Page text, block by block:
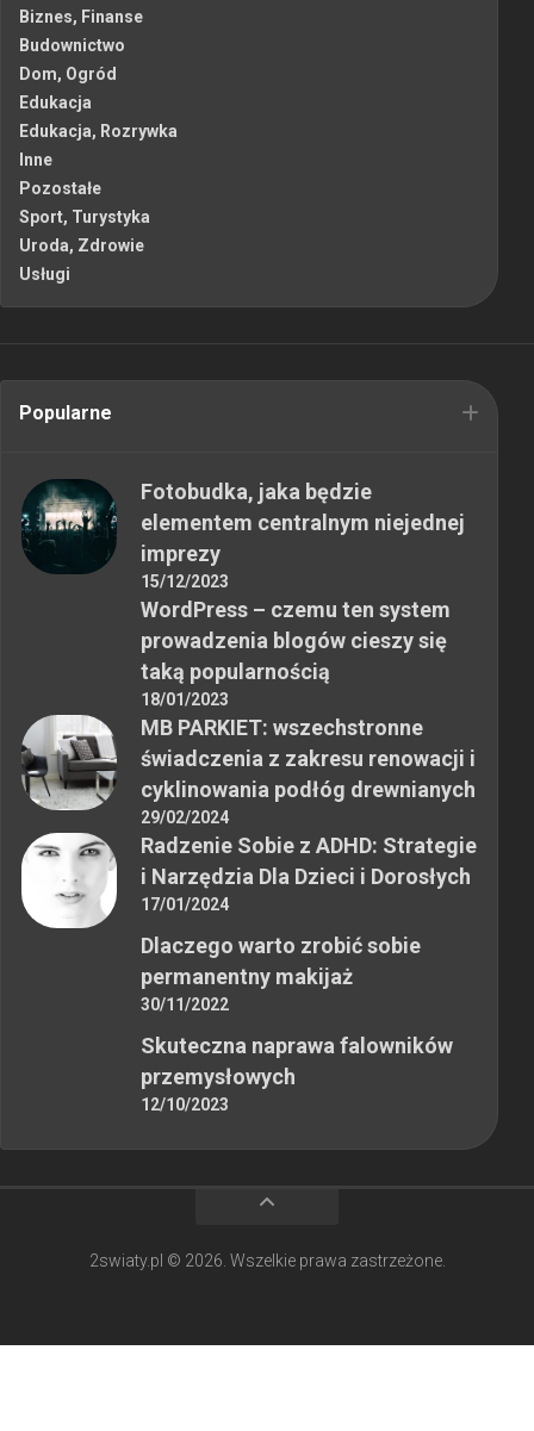
Biznes, Finanse
Budownictwo
Dom, Ogród
Edukacja
Edukacja, Rozrywka
Inne
Pozostałe
Sport, Turystyka
Uroda, Zdrowie
Usługi
Popularne
Fotobudka, jaka będzie
elementem centralnym niejednej
imprezy
15/12/2023
WordPress – czemu ten system
prowadzenia blogów cieszy się
taką popularnością
18/01/2023
MB PARKIET: wszechstronne
świadczenia z zakresu renowacji i
cyklinowania podłóg drewnianych
29/02/2024
Radzenie Sobie z ADHD: Strategie
i Narzędzia Dla Dzieci i Dorosłych
17/01/2024
Dlaczego warto zrobić sobie
permanentny makijaż
30/11/2022
Skuteczna naprawa falowników
przemysłowych
12/10/2023
2swiaty.pl © 2026. Wszelkie prawa zastrzeżone.